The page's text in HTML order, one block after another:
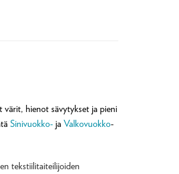
hienot sävytykset ja pieni
Sinivuokko- ja Valkovuokko-
tekstiilitaiteilijoiden